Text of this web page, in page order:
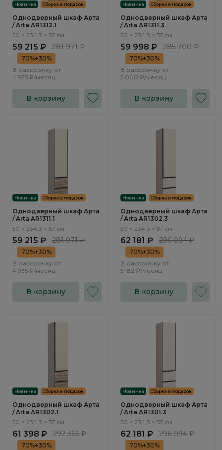
Новинка Сборка в подарок
Однодверный шкаф Арта
/ Arta AR1312.1
50 × 234,3 × 57 см
59 215 ₽ 281 971 ₽
70%+30%
В рассрочку от
4 935 ₽/месяц
В корзину
Новинка Сборка в подарок
Однодверный шкаф Арта
/ Arta AR1311.3
50 × 234,3 × 57 см
59 998 ₽ 285 700 ₽
70%+30%
В рассрочку от
5 000 ₽/месяц
В корзину
Новинка Сборка в подарок
Однодверный шкаф Арта
/ Arta AR1311.1
50 × 234,3 × 57 см
59 215 ₽ 281 971 ₽
70%+30%
В рассрочку от
4 935 ₽/месяц
В корзину
Новинка Сборка в подарок
Однодверный шкаф Арта
/ Arta AR1302.3
50 × 234,3 × 57 см
62 181 ₽ 296 094 ₽
70%+30%
В рассрочку от
5 182 ₽/месяц
В корзину
Новинка Сборка в подарок
Однодверный шкаф Арта
/ Arta AR1302.1
50 × 234,3 × 57 см
61 398 ₽ 292 366 ₽
70%+30%
Новинка Сборка в подарок
Однодверный шкаф Арта
/ Arta AR1301.3
50 × 234,3 × 57 см
62 181 ₽ 296 094 ₽
70%+30%